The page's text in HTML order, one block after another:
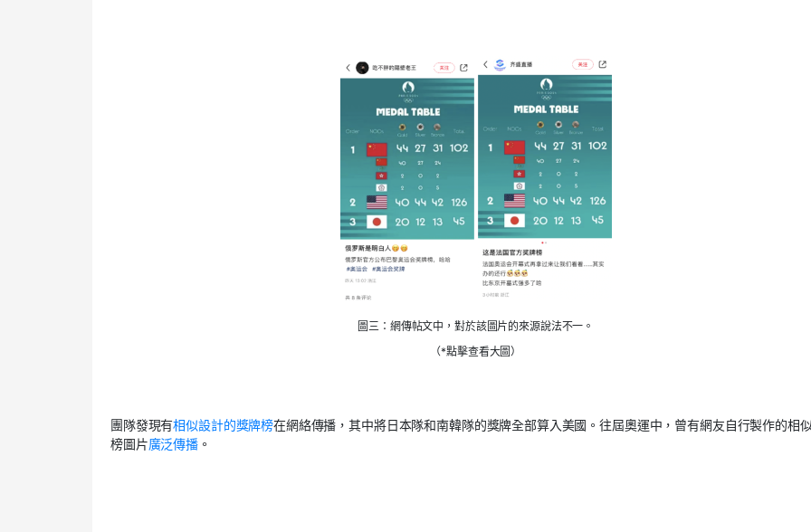
圖三：網傳帖文中，對於該圖片的來源說法不一。
（*點擊查看大圖）
團隊發現有相似設計的獎牌榜在網絡傳播，其中將日本隊和南韓隊的獎牌全部算入美國。往屆奧運中，曾有網友自行製作的相
榜圖片廣泛傳播。